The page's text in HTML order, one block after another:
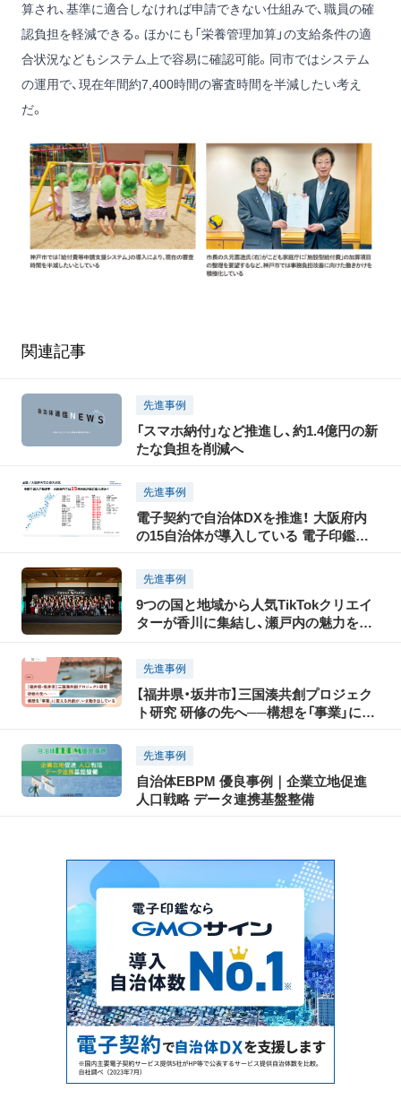
算され、基準に適合しなければ申請できない仕組みで、職員の確
認負担を軽減できる。ほかにも「栄養管理加算」の支給条件の適
合状況などもシステム上で容易に確認可能。同市ではシステム
の運用で、現在年間約7,400時間の審査時間を半減したい考え
だ。
関連記事
先進事例
「スマホ納付」など推進し、約1.4億円の新
たな負担を削減へ
先進事例
電子契約で自治体DXを推進！ 大阪府内
の15自治体が導入している 電子印鑑
先進事例
9つの国と地域から人気TikTokクリエイ
ターが香川に集結し、瀬戸内の魅力を
Connect By Tourism 〜瀬戸内の魅力発
信・裏瀬戸芸プロジェクト〜」開催レポー
ト（前編）
先進事例
【福井県・坂井市】三国湊共創プロジェク
ト研究 研修の先へ──構想を「事業」に変
先進事例
自治体EBPM 優良事例｜企業立地促進
人口戦略 データ連携基盤整備